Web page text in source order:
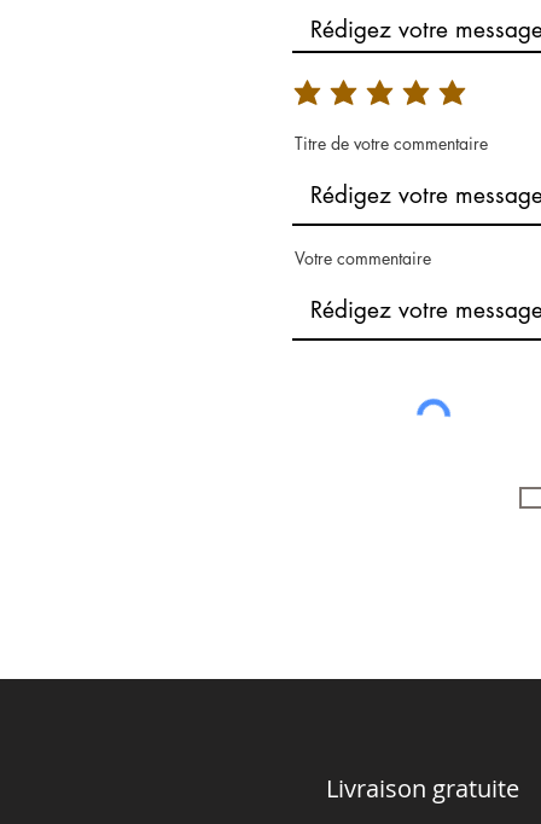
Titre de votre commentaire
Votre commentaire
Livraison gratuite